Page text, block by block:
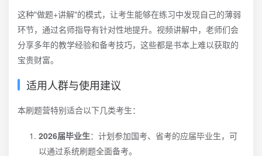
这种"做题+讲解"的模式，让考生能够在练习中发现自己的薄弱
环节，通过名师指导有针对性地提升。视频讲解中，老师们会
分享多年的教学经验和备考技巧，这些都是书本上难以获取的
宝贵财富。
适用人群与使用建议
本刷题营特别适合以下几类考生：
2026届毕业生：计划参加国考、省考的应届毕业生，可
以通过系统刷题全面备考。